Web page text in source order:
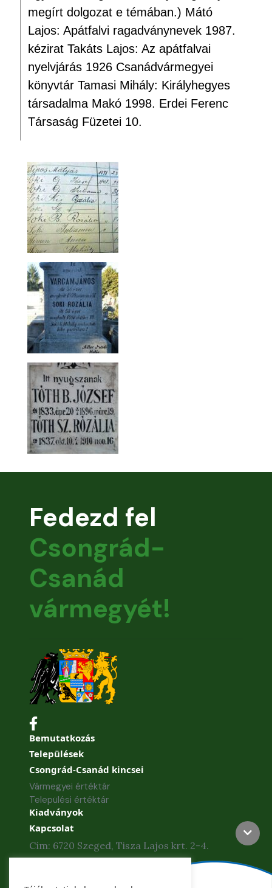
megírt dolgozat e témában.) Mátó
Lajos: Apátfalvi ragadványnevek 1987.
kézirat Takáts Lajos: Az apátfalvai
nyelvjárás 1926 Csanádvármegyei
könyvtár Tamasi Mihály: Királyhegyes
társadalma Makó 1998. Erdei Ferenc
Társaság Füzetei 10.
Fedezd fel
Csongrád-
Csanád
vármegyét!
Bemutatkozás
Települések
Csongrád-Csanád kincsei
Vármegyei értéktár
Települési értéktár
Kiadványok
Kapcsolat
Cím: 6720 Szeged, Tisza Lajos krt. 2-4.